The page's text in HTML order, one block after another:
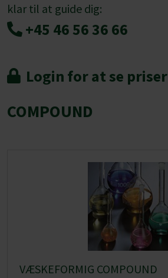
klar til at guide dig:
+45 46 56 36 66
Login for at se priser
COMPOUND
VÆSKEFORMIG COMPOUND